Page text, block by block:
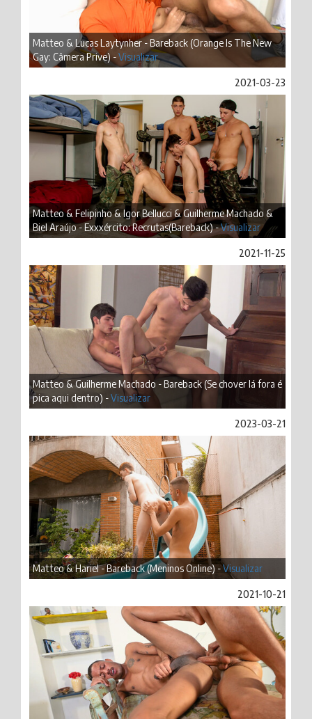
Matteo & Lucas Laytynher - Bareback (Orange Is The New
Gay: Câmera Prive) -Visualizar
2021-03-23
Matteo & Felipinho & Igor Bellucci & Guilherme Machado &
Biel Araújo - Exxxército: Recrutas(Bareback) -Visualizar
2021-11-25
Matteo & Guilherme Machado - Bareback (Se chover lá fora é
pica aqui dentro) -Visualizar
2023-03-21
Matteo & Hariel - Bareback (Meninos Online) -Visualizar
2021-10-21